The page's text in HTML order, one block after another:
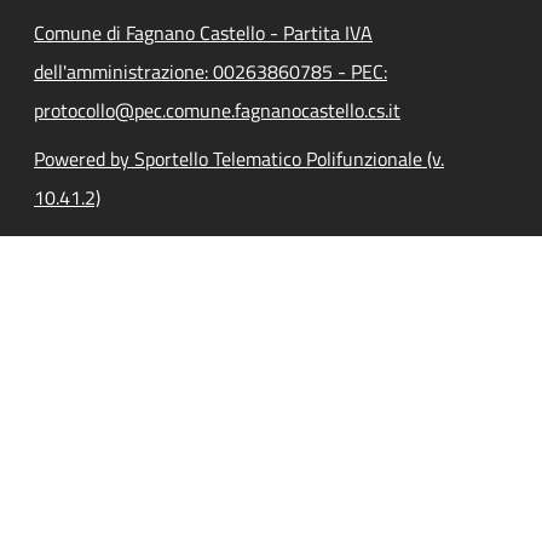
Comune di Fagnano Castello - Partita IVA
dell'amministrazione: 00263860785 - PEC:
protocollo@pec.comune.fagnanocastello.cs.it
Powered by Sportello Telematico Polifunzionale (v.
10.41.2)